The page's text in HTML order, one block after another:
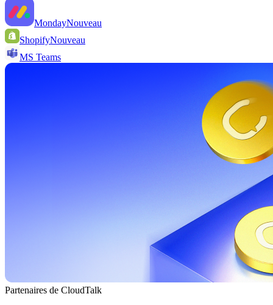
MondayNouveau
ShopifyNouveau
MS Teams
Partenaires de CloudTalk